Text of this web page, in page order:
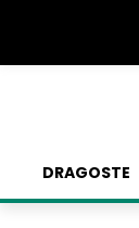
DRAGOSTE